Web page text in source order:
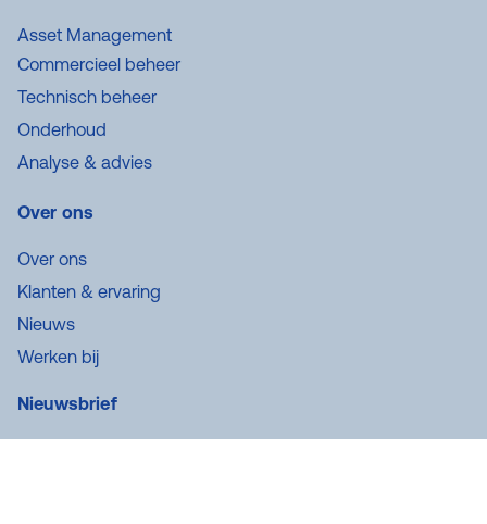
Asset Management
Commercieel beheer
Technisch beheer
Onderhoud
Analyse & advies
Over ons
Over ons
Klanten & ervaring
Nieuws
Werken bij
Nieuwsbrief